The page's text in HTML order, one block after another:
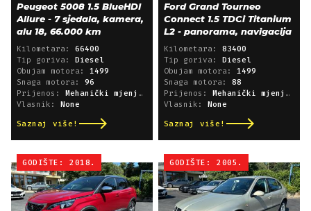
Peugeot 5008 1.5 BlueHDI
Allure - 7 sjedala, kamera,
alu 18, 66.000 km
Kilometara: 66400
Tip goriva:
Diesel
Obujam motora: 1499
Snaga motora: 96
Prijenos:
Mehanički mjenjač
Vlasnik:
None
Saznaj više!
Ford Grand Tourneo
Connect 1.5 TDCi Titanium
L2 - panorama, navigacija
Kilometara: 83400
Tip goriva:
Diesel
Obujam motora: 1499
Snaga motora: 88
Prijenos:
Mehanički mjenjač
Vlasnik:
None
Saznaj više!
GODIŠTE: 2018. GODIŠTE: 2005.